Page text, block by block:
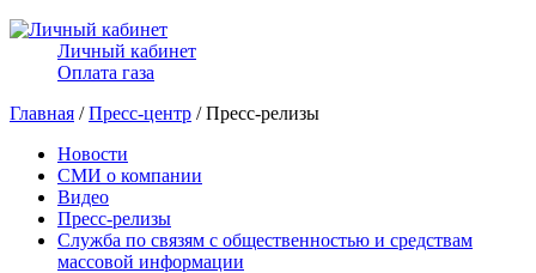
Личный кабинет
Оплата газа
Главная /Пресс-центр / Пресс-релизы
Новости
СМИ о компании
Видео
Пресс-релизы
Служба по связям с общественностью и средствам
массовой информации